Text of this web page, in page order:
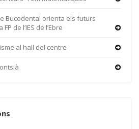
Bucodental orienta els futurs
de l’IES de l’Ebre
al hall del centre